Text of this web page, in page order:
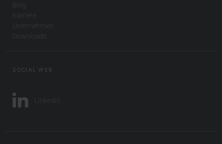
Blog
Karriere
Unternehmen
Downloads
SOCIAL WEB
LinkedIn